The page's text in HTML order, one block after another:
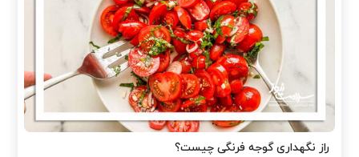
راز نگهداری گوجه فرنگی چیست؟